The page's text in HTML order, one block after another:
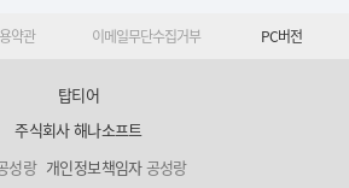
약관 이메일무단수집거부 PC버전
탑티어
주식회사 해나소프트
성랑 개인정보책임자공성랑